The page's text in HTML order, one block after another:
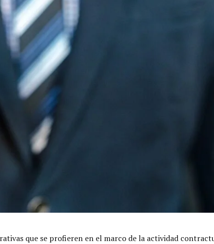
que se profieren en el marco de la actividad